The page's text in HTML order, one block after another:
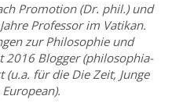
Promotion (Dr. phil.) und
Professor im Vatikan.
zur Philosophie und
2016 Blogger (philosophia-
für die Die Zeit, Junge